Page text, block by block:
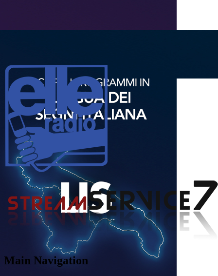
Main Navigation